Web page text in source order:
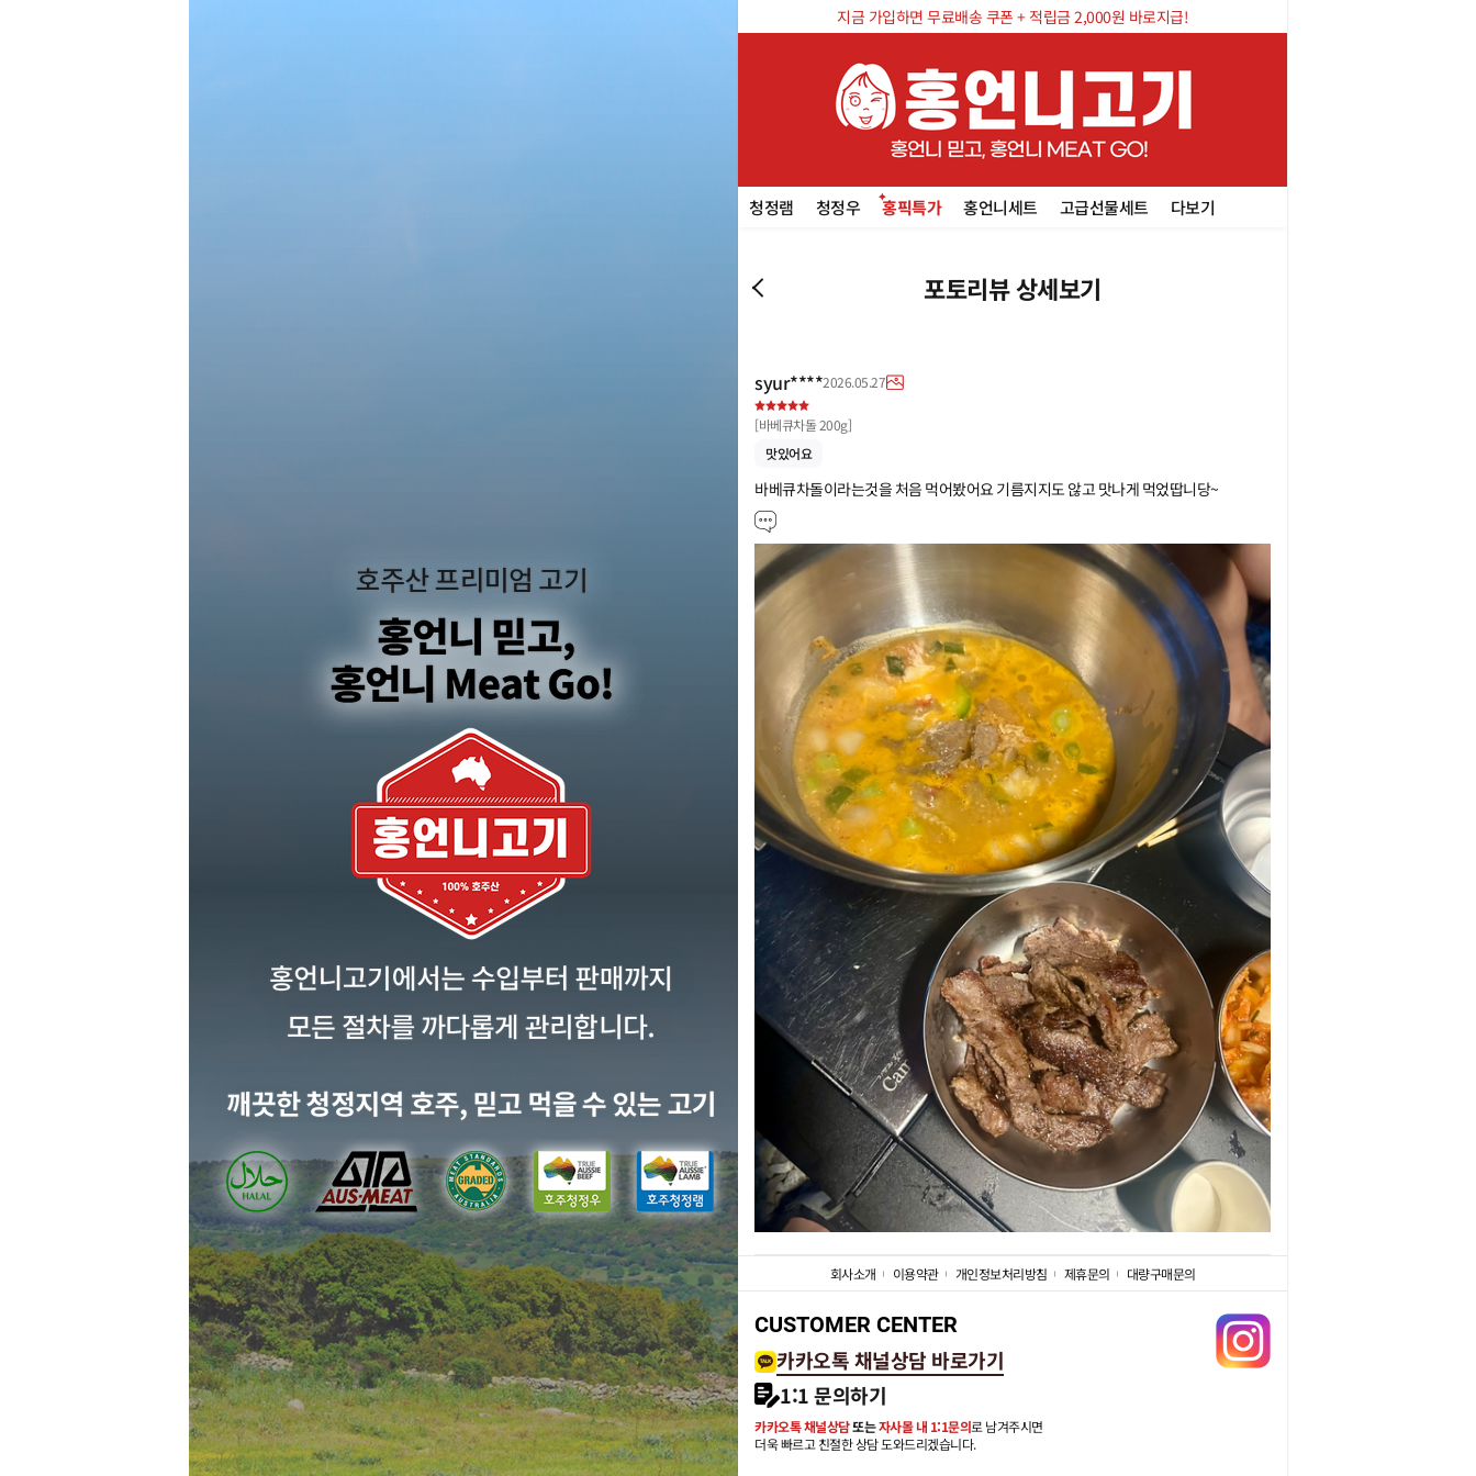
지금 가입하면 무료배송 쿠폰 + 적립금 2,000원 바로지급!
청정램 청정우 홍픽특가 홍언니세트 고급선물세트 다보기
포토리뷰 상세보기
syur****2026.05.27
[바베큐차돌 200g]
맛있어요
바베큐차돌이라는것을 처음 먹어봤어요 기름지지도 않고 맛나게 먹었땁니당~
회사소개 이용약관 개인정보처리방침 제휴문의 대량구매문의
CUSTOMER CENTER
카카오톡 채널상담 바로가기
1:1 문의하기
카카오톡 채널상담또는자사몰 내 1:1문의로 남겨주시면
더욱 빠르고 친절한 상담 도와드리겠습니다.